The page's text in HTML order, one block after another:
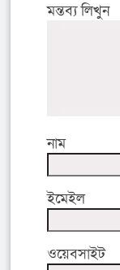
মন্তব্য লিখুন
নাম
ইমেইল
ওয়েবসাইট